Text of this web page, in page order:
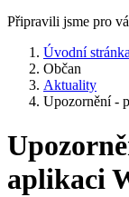
Připravili jsme pro
Úvodní stránka
Občan
Aktuality
Upozornění -
aplikaci